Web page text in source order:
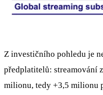
Z investičního pohledu je
předplatitelů: streamování
milionu, tedy +3,5 milionu